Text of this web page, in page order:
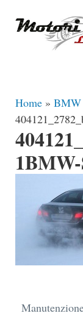
Home » BMW